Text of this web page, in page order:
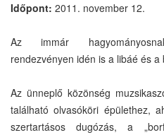
Időpont: 2011. november 12.
Az immár
rendezvényen idén is a libáé és
Az ünneplő közönség
található olvasóköri épülethez,
szertartásos dugózás, a